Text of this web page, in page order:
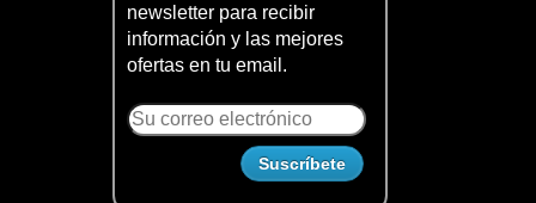
newsletter para recibir
información y las mejores
ofertas en tu email.